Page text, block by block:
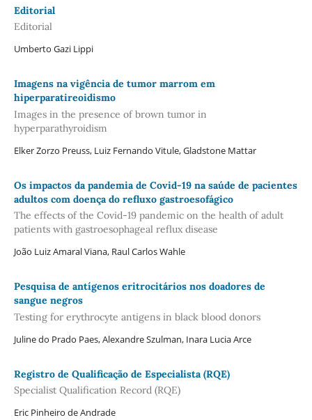
Editorial
Editorial
Umberto Gazi Lippi
Imagens na vigência de tumor marrom em
hiperparatireoidismo
Images in the presence of brown tumor in
hyperparathyroidism
Elker Zorzo Preuss, Luiz Fernando Vitule, Gladstone Mattar
Os impactos da pandemia de Covid-19 na saúde de pacientes
adultos com doença do refluxo gastroesofágico
The effects of the Covid-19 pandemic on the health of adult
patients with gastroesophageal reflux disease
João Luiz Amaral Viana, Raul Carlos Wahle
Pesquisa de antígenos eritrocitários nos doadores de
sangue negros
Testing for erythrocyte antigens in black blood donors
Juline do Prado Paes, Alexandre Szulman, Inara Lucia Arce
Registro de Qualificação de Especialista (RQE)
Specialist Qualification Record (RQE)
Eric Pinheiro de Andrade